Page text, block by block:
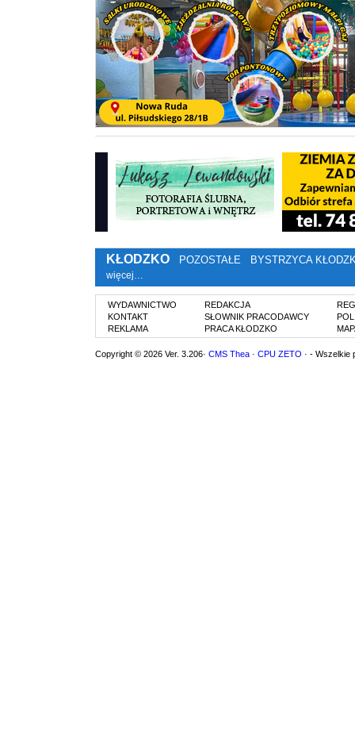
KŁODZKO POZOSTAŁE BYSTRZYCA
więcej…
WYDAWNICTWO
KONTAKT
REKLAMA
REDAKCJA
SŁOWNIK PRACODAWCY
PRACA KŁODZKO
Copyright © 2026 Ver. 3.206· CMS Thea · CPU ZETO · - Wszelkie